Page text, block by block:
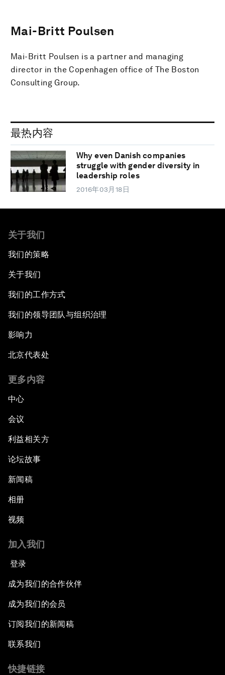
Mai-Britt Poulsen
Mai-Britt Poulsen is a partner and managing
director in the Copenhagen office of The Boston
Consulting Group.
最热内容
Why even Danish companies
struggle with gender diversity in
leadership roles
2016年03月18日
关于我们
我们的策略
关于我们
我们的工作方式
我们的领导团队与组织治理
影响力
北京代表处
更多内容
中心
会议
利益相关方
论坛故事
新闻稿
相册
视频
加入我们
登录
成为我们的合作伙伴
成为我们的会员
订阅我们的新闻稿
联系我们
快捷链接